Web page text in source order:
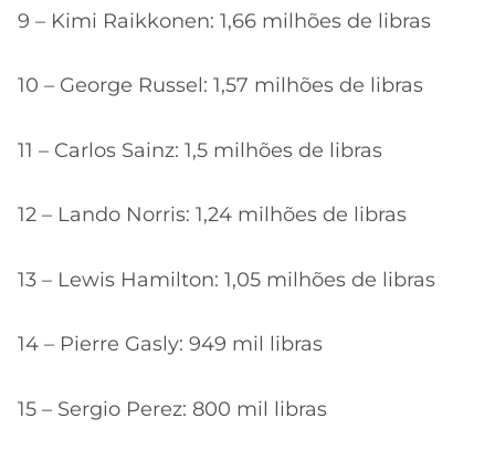
9 – Kimi Raikkonen: 1,66 milhões de libras
10 – George Russel: 1,57 milhões de libras
11 – Carlos Sainz: 1,5 milhões de libras
12 – Lando Norris: 1,24 milhões de libras
13 – Lewis Hamilton: 1,05 milhões de libras
14 – Pierre Gasly: 949 mil libras
15 – Sergio Perez: 800 mil libras